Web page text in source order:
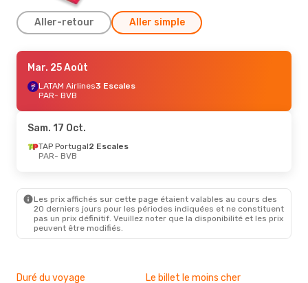
Aller-retour Aller simple
Lun. 21 Sept.
LATAM Airlines1 Escale
PAR- BVB
BVB- PAR
Mar. 20 Oct.- Sam. 24 Oct.
2 Escales
BVB- PAR
Mar. 8 Sept.- Mar. 15 Sept.
Mar. 25 Août
LATAM Airlines3 Escales
PAR- BVB
Sam. 17 Oct.
TAP Portugal2 Escales
PAR- BVB
Les prix affichés sur cette page étaient valables au cours des
20 derniers jours pour les périodes indiquées et ne constituent
pas un prix définitif. Veuillez noter que la disponibilité et les prix
peuvent être modifiés.
Duré du voyage Le billet le moins cher